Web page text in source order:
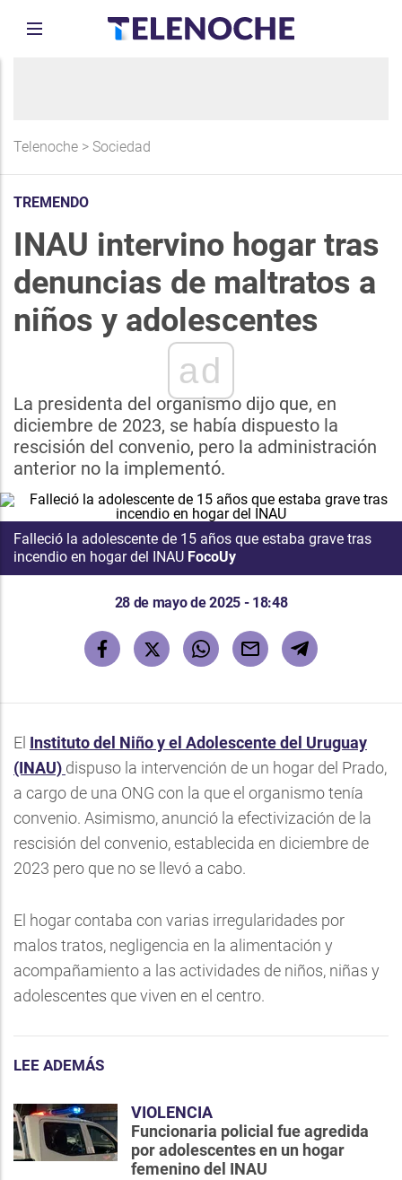
Telenoche > Sociedad
TREMENDO
INAU intervino hogar tras
denuncias de maltratos a
niños y adolescentes
ad
La presidenta del organismo dijo que, en
diciembre de 2023, se había dispuesto la
rescisión del convenio, pero la administración
anterior no la implementó.
Falleció la adolescente de 15 años que estaba grave tras
incendio en hogar del INAU FocoUy
28 de mayo de 2025 - 18:48
El Instituto del Niño y el Adolescente del Uruguay
(INAU) dispuso la intervención de un hogar del Prado,
a cargo de una ONG con la que el organismo tenía
convenio. Asimismo, anunció la efectivización de la
rescisión del convenio, establecida en diciembre de
2023 pero que no se llevó a cabo.
El hogar contaba con varias irregularidades por
malos tratos, negligencia en la alimentación y
acompañamiento a las actividades de niños, niñas y
adolescentes que viven en el centro.
LEE ADEMÁS
VIOLENCIA
Funcionaria policial fue agredida
por adolescentes en un hogar
femenino del INAU